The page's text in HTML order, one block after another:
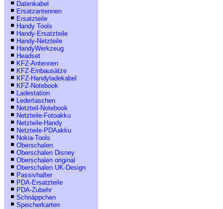
Datenkabel
Ersatzantennen
Ersatzteile
Handy Tools
Handy-Ersatzteile
Handy-Netzteile
HandyWerkzeug
Headset
KFZ-Antennen
KFZ-Einbausätze
KFZ-Handyladekabel
KFZ-Notebook
Ladestation
Ledertaschen
Netzteil-Notebook
Netzteile-Fotoakku
Netzteile-Handy
Netzteile-PDAakku
Nokia-Tools
Oberschalen
Oberschalen Disney
Oberschalen original
Oberschalen UK-Design
Passivhalter
PDA-Ersatzteile
PDA-Zubehr
Schnäppchen
Speicherkarten